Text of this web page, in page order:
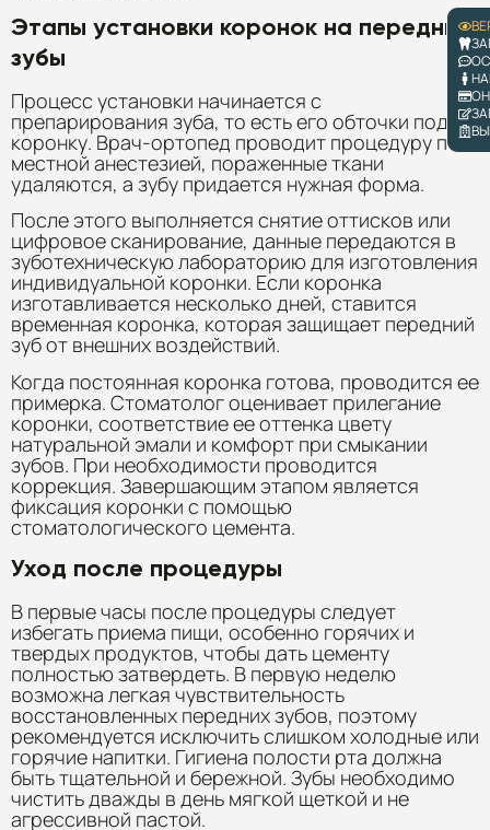
Этапы установки коронок на передние
зубы
Процесс установки начинается с
препарирования зуба, то есть его обточки под
коронку. Врач-ортопед проводит процедуру под
местной анестезией, пораженные ткани
удаляются, а зубу придается нужная форма.
После этого выполняется снятие оттисков или
цифровое сканирование, данные передаются в
зуботехническую лабораторию для изготовления
индивидуальной коронки. Если коронка
изготавливается несколько дней, ставится
временная коронка, которая защищает передний
зуб от внешних воздействий.
Когда постоянная коронка готова, проводится ее
примерка. Стоматолог оценивает прилегание
коронки, соответствие ее оттенка цвету
натуральной эмали и комфорт при смыкании
зубов. При необходимости проводится
коррекция. Завершающим этапом является
фиксация коронки с помощью
стоматологического цемента.
Уход после процедуры
В первые часы после процедуры следует
избегать приема пищи, особенно горячих и
твердых продуктов, чтобы дать цементу
полностью затвердеть. В первую неделю
возможна легкая чувствительность
восстановленных передних зубов, поэтому
рекомендуется исключить слишком холодные или
горячие напитки. Гигиена полости рта должна
быть тщательной и бережной. Зубы необходимо
чистить дважды в день мягкой щеткой и не
агрессивной пастой.